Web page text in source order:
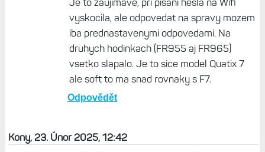
Je to zaujimave, pri pisani hesla na Wifi
vyskocila, ale odpovedat na spravy mozem
iba prednastavenymi odpovedami. Na
druhych hodinkach (FR955 aj FR965)
vsetko slapalo. Je to sice model Quatix 7
ale soft to ma snad rovnaky s F7.
Odpovědět
Kony, 23. Únor 2025, 12:42